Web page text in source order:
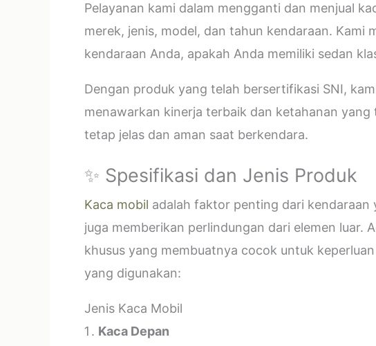
Pelayanan kami dalam mengganti dan menjual
merek, jenis, model, dan tahun kendaraan.
kendaraan Anda, apakah Anda memiliki sedan
Dengan produk yang telah bersertifikasi SNI,
menawarkan kinerja terbaik dan ketahanan
tetap jelas dan aman saat berkendara.
✨ Spesifikasi dan Jenis Produk
Kaca mobil adalah faktor penting dari kendaraan
juga memberikan perlindungan dari elemen luar.
khusus yang membuatnya cocok untuk
yang digunakan:
Jenis Kaca Mobil
Kaca Depan